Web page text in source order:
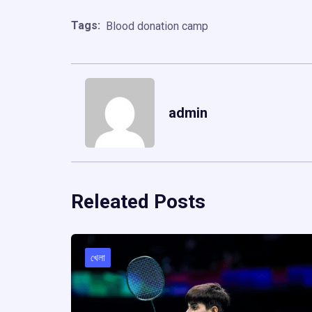
Tags: Blood donation camp
admin
Releated Posts
খেলা